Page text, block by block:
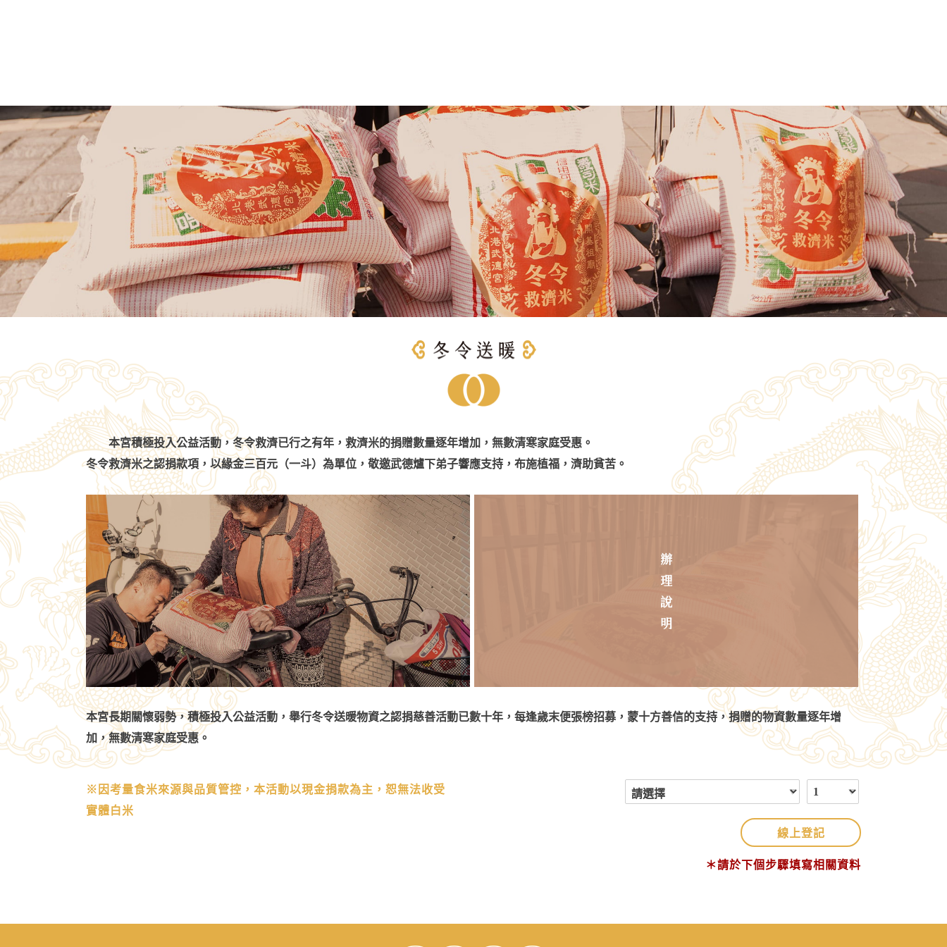
本宮積極投入公益活動，冬令救濟已行之有年，救濟米的捐贈數量逐年增加，無數清寒家庭受惠。
冬令救濟米之認捐款項，以緣金三百元（一斗）為單位，敬邀武德爐下弟子響應支持，布施植福，濟助貧苦。
本宮長期關懷弱勢，積極投入公益活動，舉行冬令送暖物資之認捐慈善活動已數十年，每逢歲末便張榜招募，蒙十方善信的支持，捐贈的物資數量逐年增
加，無數清寒家庭受惠。
※因考量食米來源與品質管控，本活動以現金捐款為主，恕無法收受
實體白米
線上登記
＊請於下個步驟填寫相關資料